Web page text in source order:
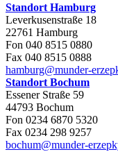
Standort Hamburg
Leverkusenstraße 18
22761 Hamburg
Fon 040 8515 0880
Fax 040 8515 0888
hamburg@munder-
Standort Bochum
Essener Straße 59
44793 Bochum
Fon 0234 6870 5320
Fax 0234 298 9257
bochum@munder-